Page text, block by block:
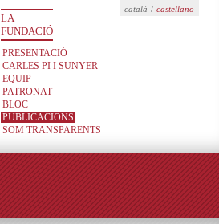
català / castellano
LA
FUNDACIÓ
PRESENTACIÓ
CARLES PI I SUNYER
EQUIP
PATRONAT
BLOC
PUBLICACIONS
SOM TRANSPARENTS